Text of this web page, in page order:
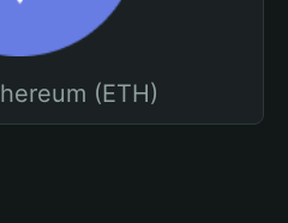
(ETH)